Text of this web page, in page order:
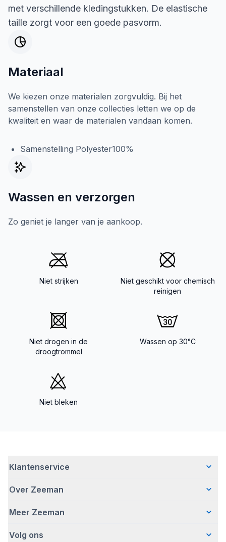
met verschillende kledingstukken. De elastische
taille zorgt voor een goede pasvorm.
Materiaal
We kiezen onze materialen zorgvuldig. Bij het
samenstellen van onze collecties letten we op de
kwaliteit en waar de materialen vandaan komen.
Samenstelling Polyester100%
Wassen en verzorgen
Zo geniet je langer van je aankoop.
Niet strijken
Niet geschikt voor chemisch
reinigen
Niet drogen in de
droogtrommel
Wassen op 30°C
Niet bleken
Klantenservice
Veelgestelde vragen
Bezorgen
Over Zeeman
Wie wij zijn
Hoe wij verantwoord ondernemen
Meer Zeeman
Veiligheidswaarschuwing
Volg ons